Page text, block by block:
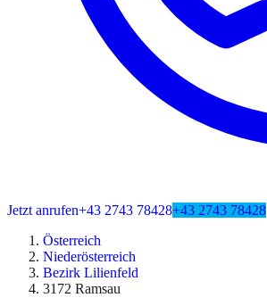
Jetzt anrufen+43 2743 78428+43 2743 78428
Österreich
Niederösterreich
Bezirk Lilienfeld
3172 Ramsau